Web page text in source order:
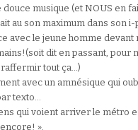
musique (et NOUS en
au son maximum dans son i-
avec le jeune homme
dit en passant, pour
tout ça…)
avec un amnésique qui
texto…
qui voient arriver le métro
».